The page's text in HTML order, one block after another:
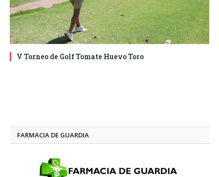
V Torneo de Golf Tomate Huevo Toro
FARMACIA DE GUARDIA